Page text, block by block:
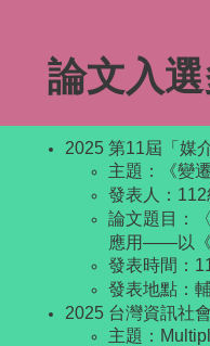
論文入選
2025 第11屆「媒
主題：《變
發表人：
論文題目：
應用——以《
發表時間：
發表地點：
2025 台灣資訊社
主題：